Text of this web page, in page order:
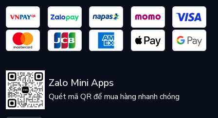
Zalo Mini Apps
Quét mã QR để mua hàng nhanh chóng